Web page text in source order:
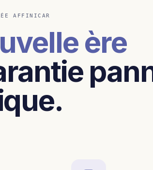
AFFINICAR
ère